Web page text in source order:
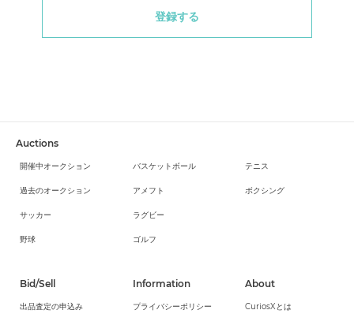
登録する
Auctions
開催中オークション
過去のオークション
サッカー
野球
バスケットボール
アメフト
ラグビー
ゴルフ
テニス
ボクシング
Bid/Sell
出品査定の申込み
Information
プライバシーポリシー
About
CuriosXとは